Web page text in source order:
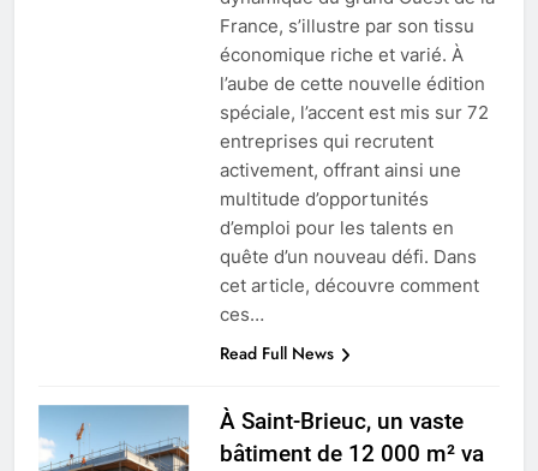
France, s’illustre par son tissu
économique riche et varié. À
l’aube de cette nouvelle édition
spéciale, l’accent est mis sur 72
entreprises qui recrutent
activement, offrant ainsi une
multitude d’opportunités
d’emploi pour les talents en
quête d’un nouveau défi. Dans
cet article, découvre comment
ces…
Read Full News
À Saint-Brieuc, un vaste
bâtiment de 12 000 m² va